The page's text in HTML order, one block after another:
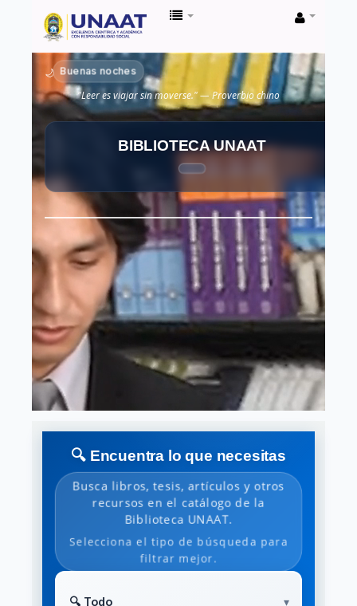
Biblioteca
Unaat
🌙 Buenas noches
"Leer es viajar sin moverse." — Proverbio chino
BIBLIOTECA UNAAT
🔍 Encuentra lo que necesitas
Busca libros, tesis, artículos y otros
recursos en el catálogo de la
Biblioteca UNAAT.
Selecciona el tipo de búsqueda para
filtrar mejor.